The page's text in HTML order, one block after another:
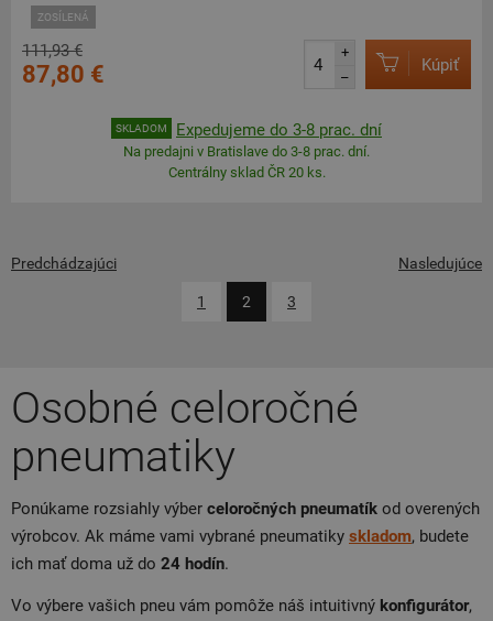
ZOSÍLENÁ
111,93 €
87,80 €
+
–
Kúpiť
SKLADOM Expedujeme do 3-8 prac. dní
Na predajni v Bratislave do 3-8 prac. dní.
Centrálny sklad ČR 20 ks.
Predchádzajúci
1 2 3
Nasledujúce
Osobné celoročné
pneumatiky
Ponúkame rozsiahly výber celoročných pneumatík od overených
výrobcov. Ak máme vami vybrané pneumatiky skladom, budete
ich mať doma už do 24 hodín.
Vo výbere vašich pneu vám pomôže náš intuitivný konfigurátor,